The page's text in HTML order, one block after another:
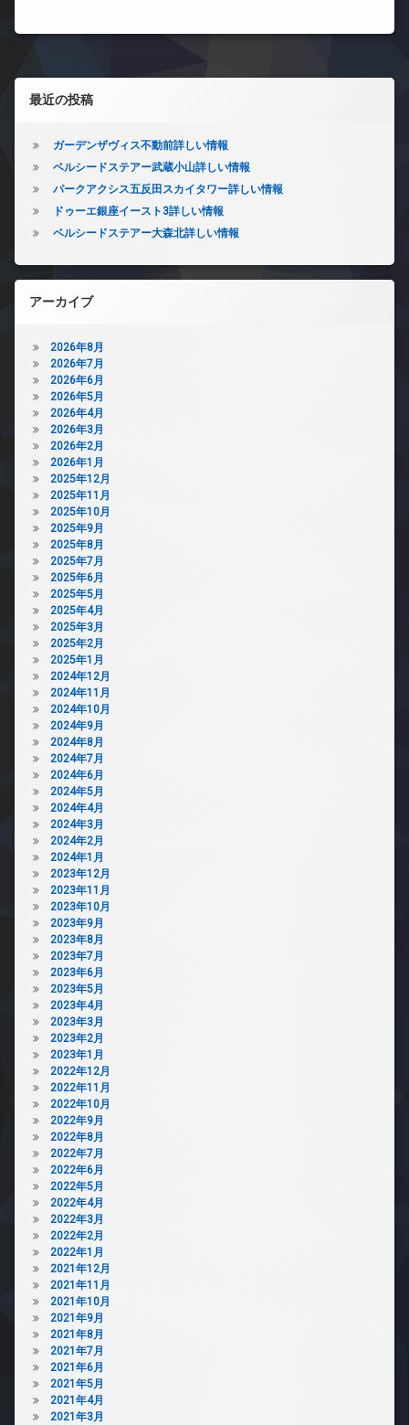
左サイドバー
最近の投稿
ガーデンザヴィス不動前詳しい情報
ベルシードステアー武蔵小山詳しい情報
パークアクシス五反田スカイタワー詳しい情報
ドゥーエ銀座イースト3詳しい情報
ベルシードステアー大森北詳しい情報
アーカイブ
2026年8月
2026年7月
2026年6月
2026年5月
2026年4月
2026年3月
2026年2月
2026年1月
2025年12月
2025年11月
2025年10月
2025年9月
2025年8月
2025年7月
2025年6月
2025年5月
2025年4月
2025年3月
2025年2月
2025年1月
2024年12月
2024年11月
2024年10月
2024年9月
2024年8月
2024年7月
2024年6月
2024年5月
2024年4月
2024年3月
2024年2月
2024年1月
2023年12月
2023年11月
2023年10月
2023年9月
2023年8月
2023年7月
2023年6月
2023年5月
2023年4月
2023年3月
2023年2月
2023年1月
2022年12月
2022年11月
2022年10月
2022年9月
2022年8月
2022年7月
2022年6月
2022年5月
2022年4月
2022年3月
2022年2月
2022年1月
2021年12月
2021年11月
2021年10月
2021年9月
2021年8月
2021年7月
2021年6月
2021年5月
2021年4月
2021年3月